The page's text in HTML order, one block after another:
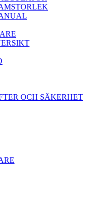
OCH SÄKERHET